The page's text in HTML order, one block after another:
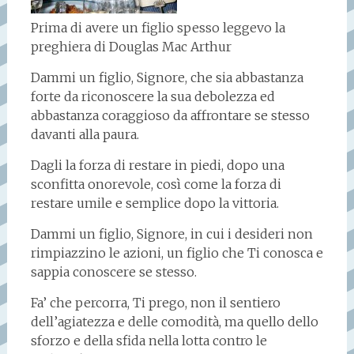
Prima di avere un figlio spesso leggevo la
preghiera di Douglas Mac Arthur
Dammi un figlio, Signore, che sia abbastanza
forte da riconoscere la sua debolezza ed
abbastanza coraggioso da affrontare se stesso
davanti alla paura.
Dagli la forza di restare in piedi, dopo una
sconfitta onorevole, così come la forza di
restare umile e semplice dopo la vittoria.
Dammi un figlio, Signore, in cui i desideri non
rimpiazzino le azioni, un figlio che Ti conosca e
sappia conoscere se stesso.
Fa’ che percorra, Ti prego, non il sentiero
dell’agiatezza e delle comodità, ma quello dello
sforzo e della sfida nella lotta contro le